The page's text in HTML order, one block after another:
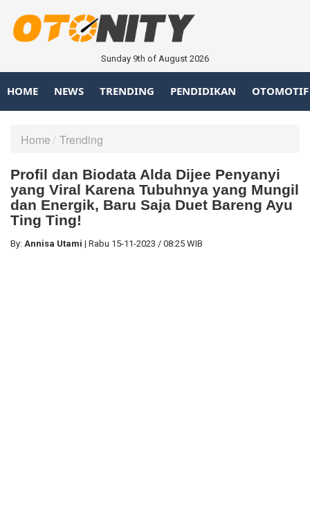
Sunday 9th of August 2026
HOME NEWS TRENDING PENDIDIKAN OTOMOTIF
Home Trending
Profil dan Biodata Alda Dijee Penyanyi
yang Viral Karena Tubuhnya yang Mungil
dan Energik, Baru Saja Duet Bareng Ayu
Ting Ting!
By: Annisa Utami | Rabu 15-11-2023 / 08:25 WIB